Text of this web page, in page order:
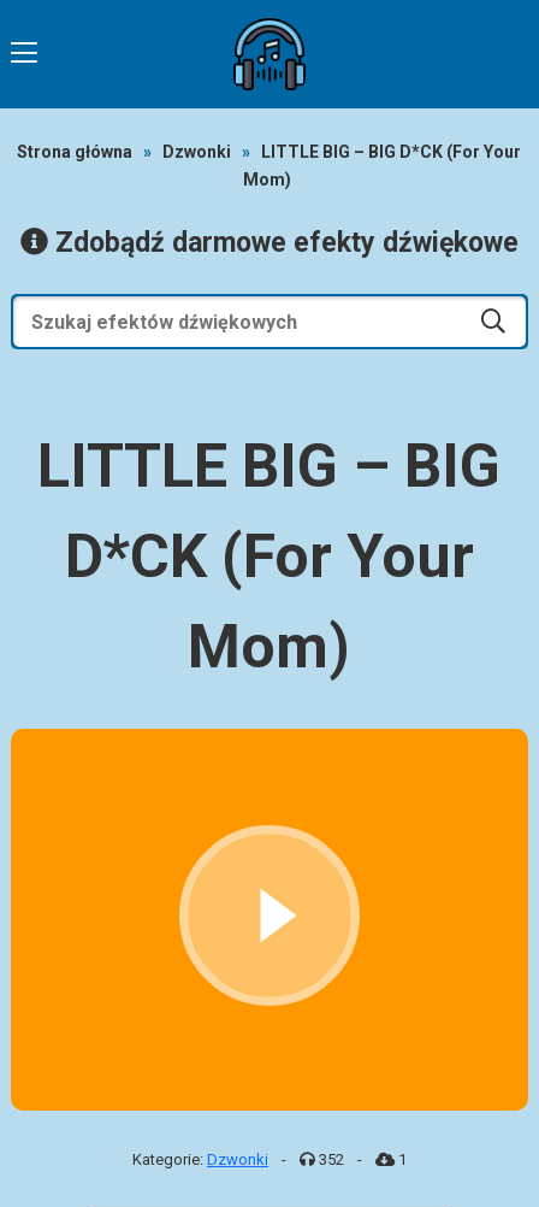
Strona główna » Dzwonki »
LITTLE BIG – BIG D*CK (For Your
Mom)
Zdobądź darmowe efekty dźwiękowe
LITTLE BIG – BIG
D*CK (For Your
Mom)
Kategorie: Dzwonki - 352 - 1